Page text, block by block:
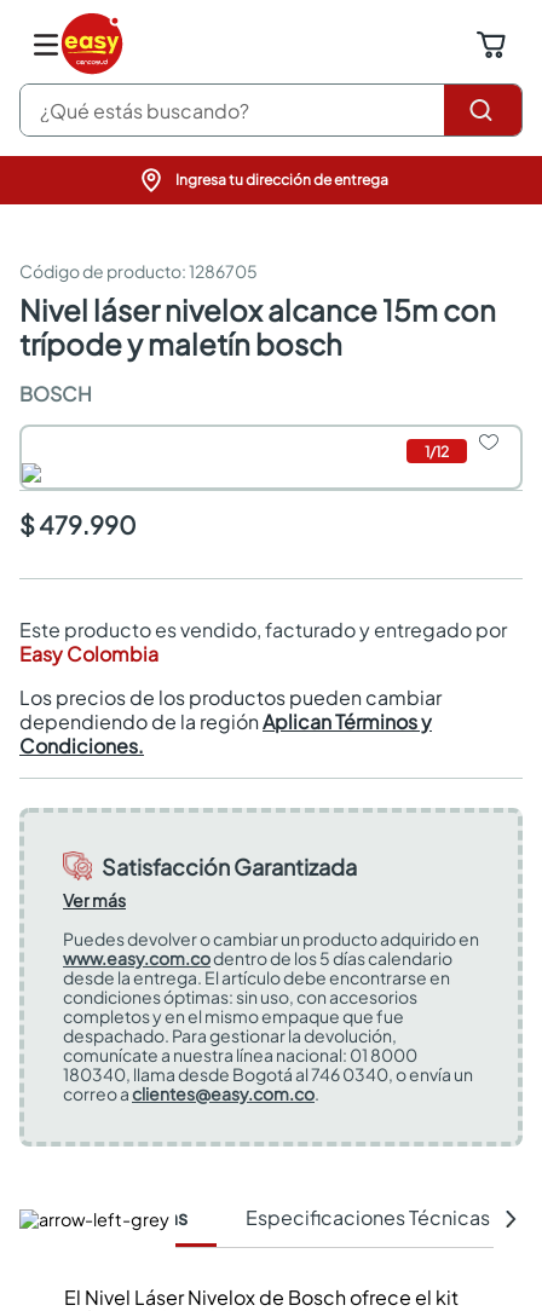
¿Qué estás buscando?
Ingresa tu dirección de entrega
:1286705
nivel láser nivelox alcance 15m con
trípode y maletín bosch
BOSCH
1/12
$ 479.990
Este producto es vendido, facturado y entregado por
Easy Colombia
Los precios de los productos pueden cambiar
dependiendo de la regiónAplican Términos y
Condiciones.
Satisfacción Garantizada
Ver más
Puedes devolver o cambiar un producto adquirido en
www.easy.com.codentro de los 5 días calendario
desde la entrega. El artículo debe encontrarse en
condiciones óptimas: sin uso, con accesorios
completos y en el mismo empaque que fue
despachado. Para gestionar la devolución,
comunícate a nuestra línea nacional: 01 8000
180340, llama desde Bogotá al 746 0340, o envía un
correo aclientes@easy.com.co.
Características Especificaciones Técnicas
El Nivel Láser Nivelox de Bosch ofrece el kit
pinturas
sanitarios
comedor
escritorio
armarios closet
comedores